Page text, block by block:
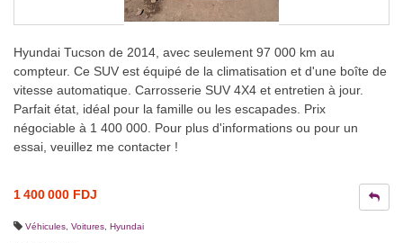
Hyundai Tucson de 2014, avec seulement 97 000 km au
compteur. Ce SUV est équipé de la climatisation et d'une boîte de
vitesse automatique. Carrosserie SUV 4X4 et entretien à jour.
Parfait état, idéal pour la famille ou les escapades. Prix
négociable à 1 400 000. Pour plus d'informations ou pour un
essai, veuillez me contacter !
1 400 000 FDJ
Véhicules Voitures Hyundai